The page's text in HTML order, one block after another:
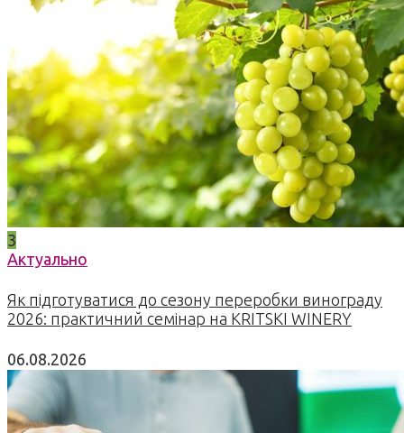
3
Актуально
Як підготуватися до сезону переробки винограду
2026: практичний семінар на KRITSKI WINERY
06.08.2026